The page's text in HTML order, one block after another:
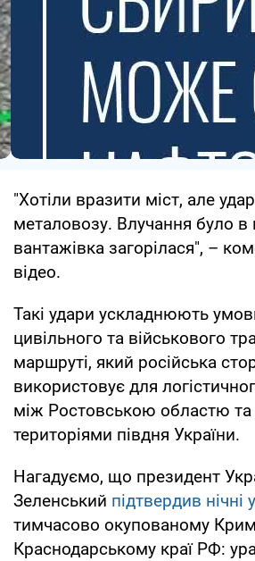
"Хотіли вразити міст, але
металовозу. Влучання було в
вантажівка загорілася", –
відео.
Такі удари ускладнюють
цивільного та військового
маршруті, який російська
використовує для
між Ростовською областю
територіями півдня України.
Нагадуємо, що президент
Зеленський підтвердив нічні
тимчасово окупованому
Краснодарському краї РФ: